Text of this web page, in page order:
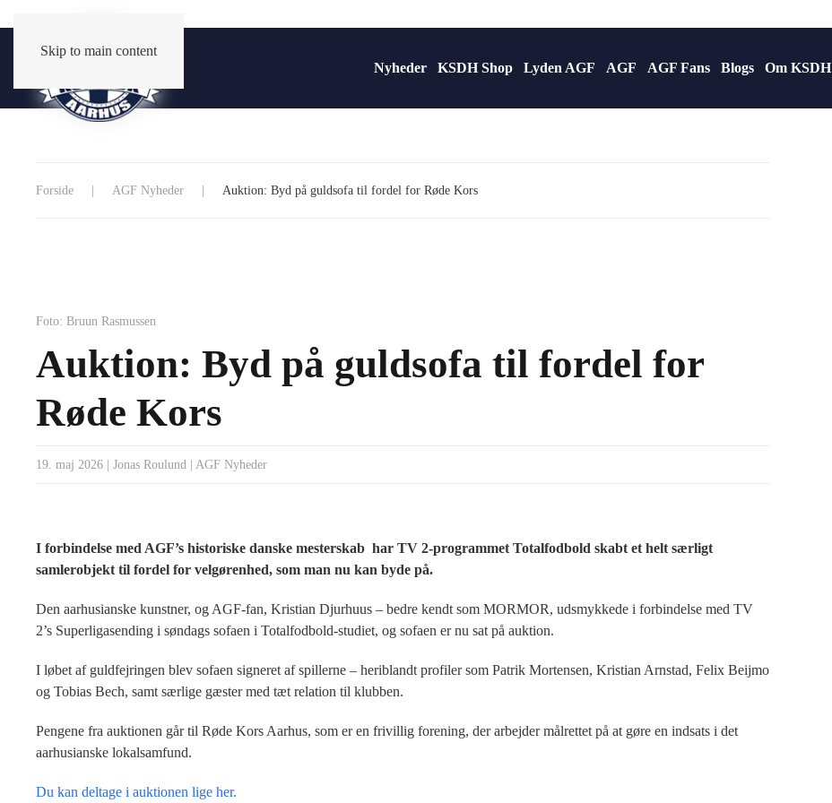
Skip to main content
Nyheder
KSDH Shop Lyden AGF AGF AGF Fans Blogs Om KSDH
Forside AGF Nyheder Auktion: Byd på guldsofa til fordel for Røde Kors
Foto: Bruun Rasmussen
Auktion: Byd på guldsofa til fordel for
Røde Kors
19. maj 2026 Jonas Roulund AGF Nyheder
I forbindelse med AGF’s historiske danske mesterskab har TV 2-programmet Totalfodbold skabt et helt særligt
samlerobjekt til fordel for velgørenhed, som man nu kan byde på.
Den aarhusianske kunstner, og AGF-fan, Kristian Djurhuus – bedre kendt som MORMOR, udsmykkede i forbindelse med TV
2’s Superligasending i søndags sofaen i Totalfodbold-studiet, og sofaen er nu sat på auktion.
I løbet af guldfejringen blev sofaen signeret af spillerne – heriblandt profiler som Patrik Mortensen, Kristian Arnstad, Felix Beijmo
og Tobias Bech, samt særlige gæster med tæt relation til klubben.
Pengene fra auktionen går til Røde Kors Aarhus, som er en frivillig forening, der arbejder målrettet på at gøre en indsats i det
aarhusianske lokalsamfund.
Du kan deltage i auktionen lige her.